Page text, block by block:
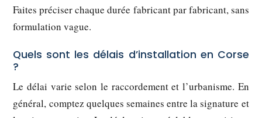
Faites préciser chaque durée fabricant par fabricant, sans
formulation vague.
Quels sont les délais d’installation en Corse
?
Le délai varie selon le raccordement et l’urbanisme. En
général, comptez quelques semaines entre la signature et